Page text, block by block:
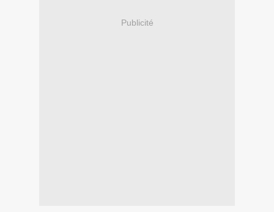
Publicité